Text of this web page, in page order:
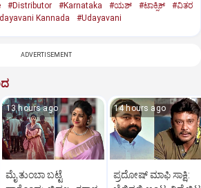
#Distributor #Karnataka #ಯಶ್‌ #ಟಾಕ್ಸಿಕ್‌
#ವಿತರ
Kannada #Udayavani
ADVERTISEMENT
13 hours ago
ಮೈ ತುಂಬಾ ಬಟ್ಟೆ
14 hours ago
ಪ್ರದೋಷ್‌ ಮಾಫಿ ಸಾಕ್ಷಿ: